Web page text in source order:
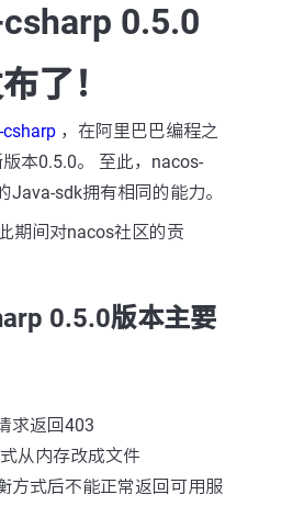
0.5.0
了！
csharp ，在阿里巴巴编程之
本0.5.0。 至此，nacos-
Java-sdk拥有相同的能力。
期间对nacos社区的贡
0.5.0版本主要
求返回403
从内存改成文件
方式后不能正常返回可用服